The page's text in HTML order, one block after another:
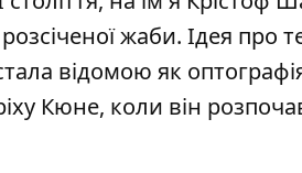
жаби. Ідея про
відомою як
Кюне, коли він